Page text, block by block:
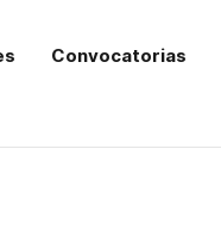
Convocatorias